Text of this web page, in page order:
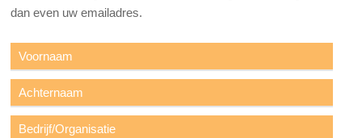
dan even uw emailadres.